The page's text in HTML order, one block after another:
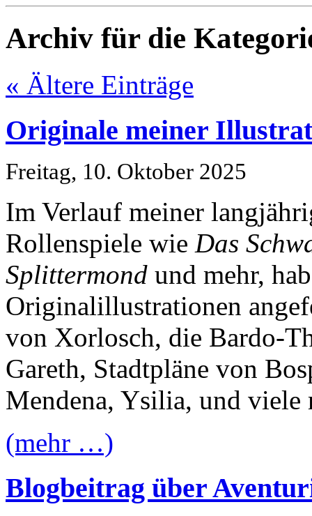
Archiv für die
« Ältere Einträge
Originale meiner
Freitag, 10. Oktober 2025
Im Verlauf meiner
Rollenspiele wie Das
Splittermond und mehr,
Originalillustrationen
von Xorlosch, die Bardo-
Gareth, Stadtpläne von
Mendena, Ysilia, und viele
(mehr …)
Blogbeitrag über